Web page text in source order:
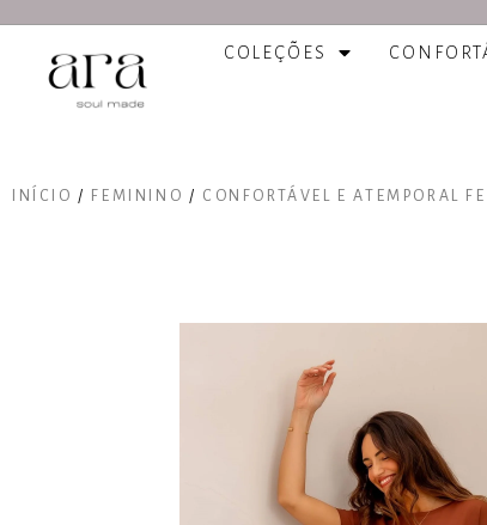
COLEÇÕES
INÍCIO / FEMININO / CONFORTÁVEL E ATEMPORAL